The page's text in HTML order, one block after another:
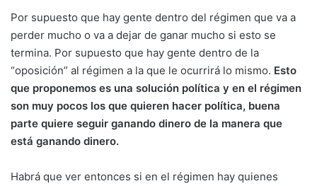
Por supuesto que hay gente dentro del régimen que va a
perder mucho o va a dejar de ganar mucho si esto se
termina. Por supuesto que hay gente dentro de la
“oposición” al régimen a la que le ocurrirá lo mismo. Esto
que proponemos es una solución política y en el régimen
son muy pocos los que quieren hacer política, buena
parte quiere seguir ganando dinero de la manera que
está ganando dinero.
Habrá que ver entonces si en el régimen hay quienes